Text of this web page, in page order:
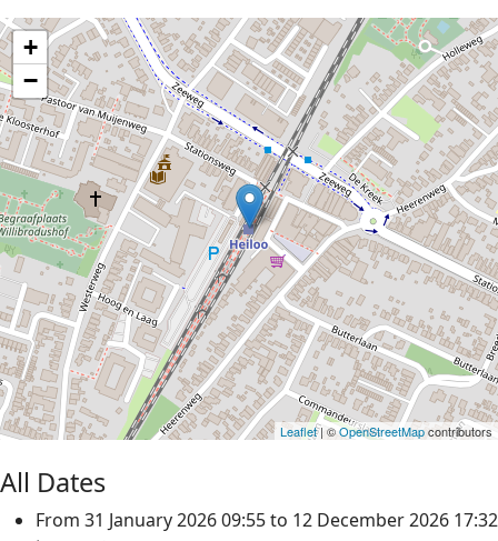
+
−
Leaflet| ©OpenStreetMapcontributors
All Dates
From 31 January 202609:55to 12 December 2026 17:32